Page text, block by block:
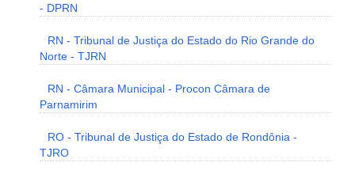
- DPRN
RN - Tribunal de Justiça do Estado do Rio Grande do
Norte - TJRN
RN - Câmara Municipal - Procon Câmara de
Parnamirim
RO - Tribunal de Justiça do Estado de Rondônia -
TJRO